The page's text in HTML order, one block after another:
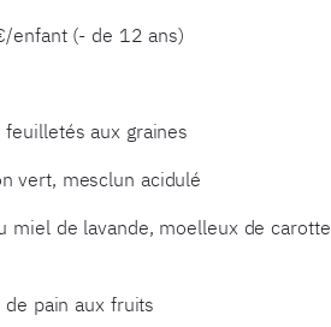
enfant (- de 12 ans)
aux graines
vert, mesclun acidulé
miel de lavande, moelleux de
pain aux fruits